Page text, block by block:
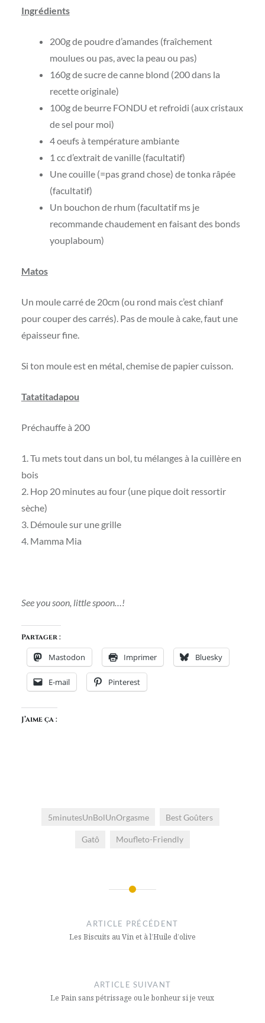
Ingrédients
200g de poudre d’amandes (fraîchement
moulues ou pas, avec la peau ou pas)
160g de sucre de canne blond (200 dans la
recette originale)
100g de beurre FONDU et refroidi (aux cristaux
de sel pour moi)
4 oeufs à température ambiante
1 cc d’extrait de vanille (facultatif)
Une couille (=pas grand chose) de tonka râpée
(facultatif)
Un bouchon de rhum (facultatif ms je
recommande chaudement en faisant des bonds
youplaboum)
Matos
Un moule carré de 20cm (ou rond mais c’est chianf
pour couper des carrés). Pas de moule à cake, faut une
épaisseur fine.
Si ton moule est en métal, chemise de papier cuisson.
Tatatitadapou
Préchauffe à 200
1. Tu mets tout dans un bol, tu mélanges à la cuillère en
bois
2. Hop 20 minutes au four (une pique doit ressortir
sèche)
3. Démoule sur une grille
4. Mamma Mia
See you soon, little spoon…!
Partager :
Mastodon Imprimer Bluesky
E-mail Pinterest
J’aime ça :
5minutesUnBolUnOrgasme Best Goûters
Gatô Moufleto-Friendly
ARTICLE PRÉCÉDENT
Les Biscuits au Vin et à l’Huile d’olive
ARTICLE SUIVANT
Le Pain sans pétrissage ou le bonheur si je veux